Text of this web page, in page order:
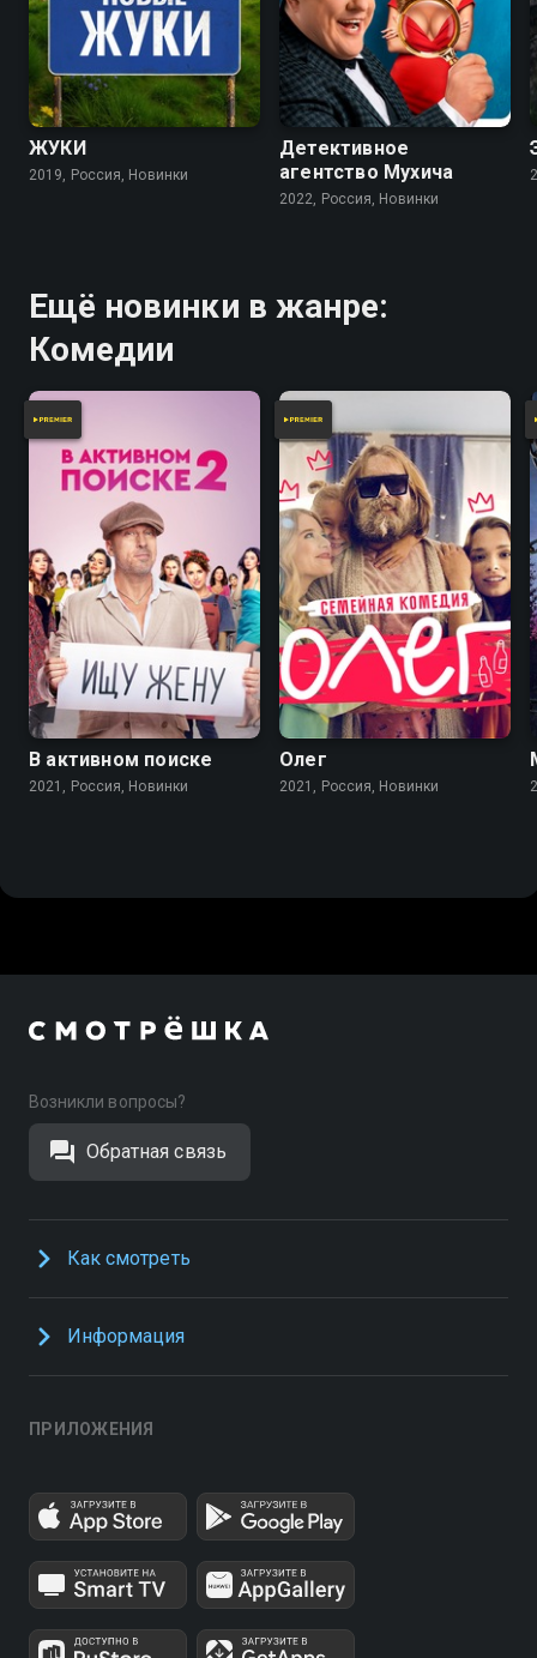
7.8 7.2
ЖУКИ
2019, Россия, Новинки
Детективное
агентство Мухича
2022, Россия, Новинки
Ещё новинки в жанре:
Комедии
В активном поиске
2021, Россия, Новинки
Олег
2021, Россия, Новинки
Возникли вопросы?
Обратная связь
Как смотреть
Информация
ПРИЛОЖЕНИЯ